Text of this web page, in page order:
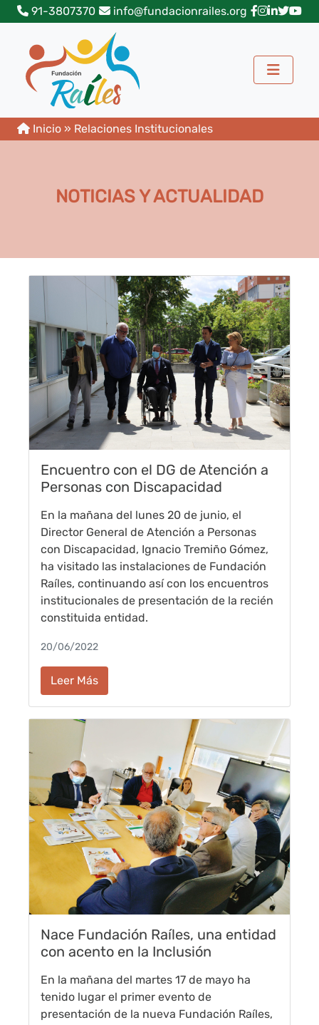
91-3807370 info@fundacionrailes.org
Inicio » Relaciones Institucionales
NOTICIAS Y ACTUALIDAD
Encuentro con el DG de Atención a
Personas con Discapacidad
En la mañana del lunes 20 de junio, el
Director General de Atención a Personas
con Discapacidad, Ignacio Tremiño Gómez,
ha visitado las instalaciones de Fundación
Raíles, continuando así con los encuentros
institucionales de presentación de la recién
constituida entidad.
20/06/2022
Leer Más
Nace Fundación Raíles, una entidad
con acento en la Inclusión
En la mañana del martes 17 de mayo ha
tenido lugar el primer evento de
presentación de la nueva Fundación Raíles,